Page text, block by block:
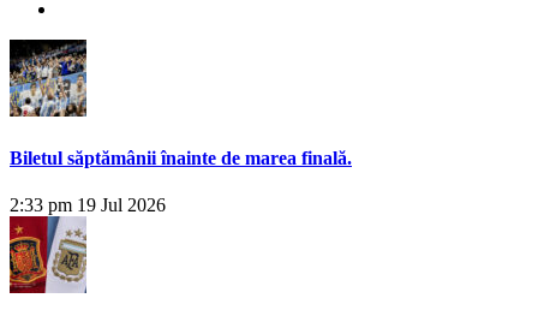
Biletul săptămânii înainte de marea finală.
2:33 pm 19 Jul 2026